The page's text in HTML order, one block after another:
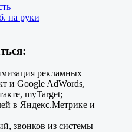
на руки
рекламных
и Google AdWords,
myTarget;
в Яндекс.Метрике и
звонков из системы